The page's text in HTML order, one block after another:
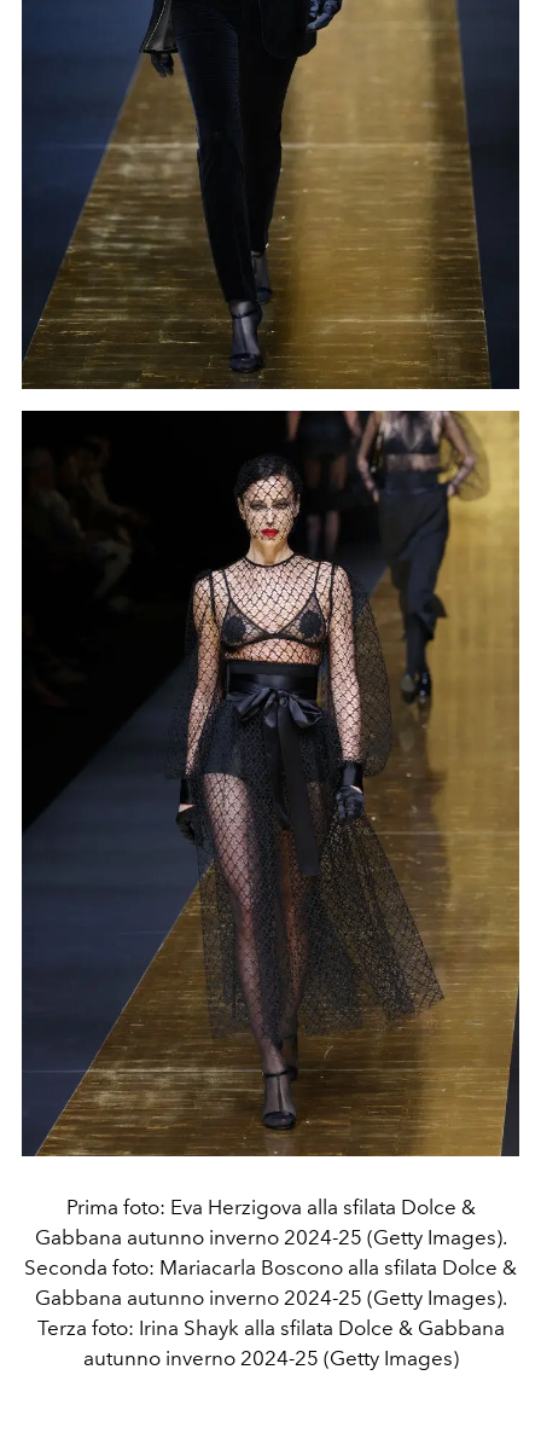
Prima foto: Eva Herzigova alla sfilata Dolce &
Gabbana autunno inverno 2024-25 (Getty Images).
Seconda foto: Mariacarla Boscono alla sfilata Dolce &
Gabbana autunno inverno 2024-25 (Getty Images).
Terza foto: Irina Shayk alla sfilata Dolce & Gabbana
autunno inverno 2024-25 (Getty Images)